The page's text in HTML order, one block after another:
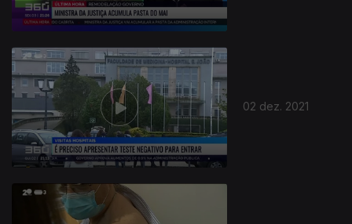
02 dez. 2021